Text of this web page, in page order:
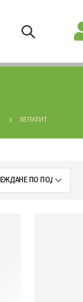
ХЕПАТИТ